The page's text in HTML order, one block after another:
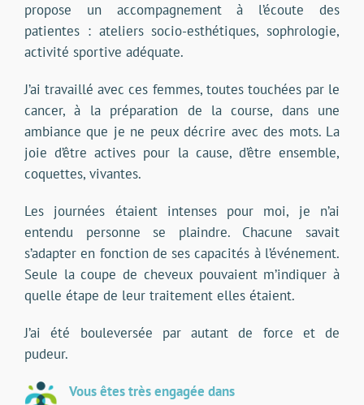
propose un accompagnement à l’écoute des
patientes : ateliers socio-esthétiques, sophrologie,
activité sportive adéquate.
J’ai travaillé avec ces femmes, toutes touchées par le
cancer, à la préparation de la course, dans une
ambiance que je ne peux décrire avec des mots. La
joie d’être actives pour la cause, d’être ensemble,
coquettes, vivantes.
Les journées étaient intenses pour moi, je n’ai
entendu personne se plaindre. Chacune savait
s’adapter en fonction de ses capacités à l’événement.
Seule la coupe de cheveux pouvaient m’indiquer à
quelle étape de leur traitement elles étaient.
J’ai été bouleversée par autant de force et de
pudeur.
Vous êtes très engagée dans